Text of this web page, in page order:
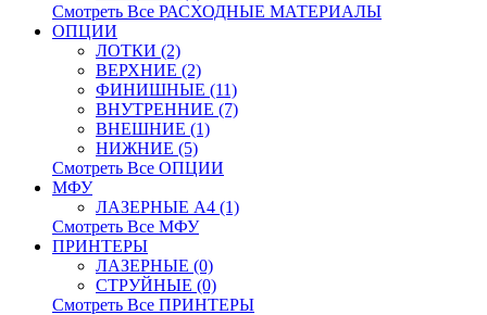
Смотреть Все РАСХОДНЫЕ МАТЕРИАЛЫ
ОПЦИИ
ЛОТКИ (2)
ВЕРХНИЕ (2)
ФИНИШНЫЕ (11)
ВНУТРЕННИЕ (7)
ВНЕШНИЕ (1)
НИЖНИЕ (5)
Смотреть Все ОПЦИИ
МФУ
ЛАЗЕРНЫЕ A4 (1)
Смотреть Все МФУ
ПРИНТЕРЫ
ЛАЗЕРНЫЕ (0)
СТРУЙНЫЕ (0)
Смотреть Все ПРИНТЕРЫ